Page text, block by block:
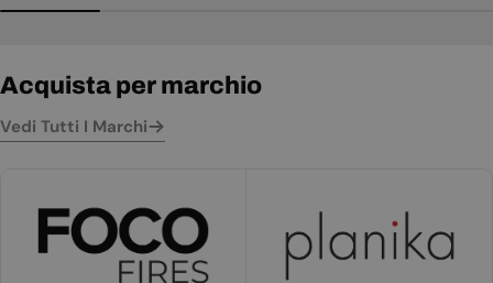
Acquista per marchio
Vedi Tutti I Marchi